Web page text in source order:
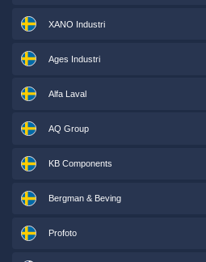
XANO Industri
Ages Industri
Alfa Laval
AQ Group
KB Components
Bergman & Beving
Profoto